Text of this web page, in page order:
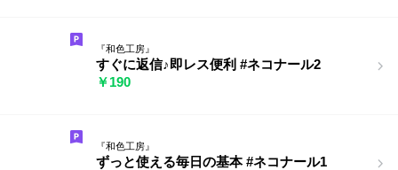
『和色工房』
すぐに返信♪即レス便利 #ネコナール2
￥190
『和色工房』
ずっと使える毎日の基本 #ネコナール1